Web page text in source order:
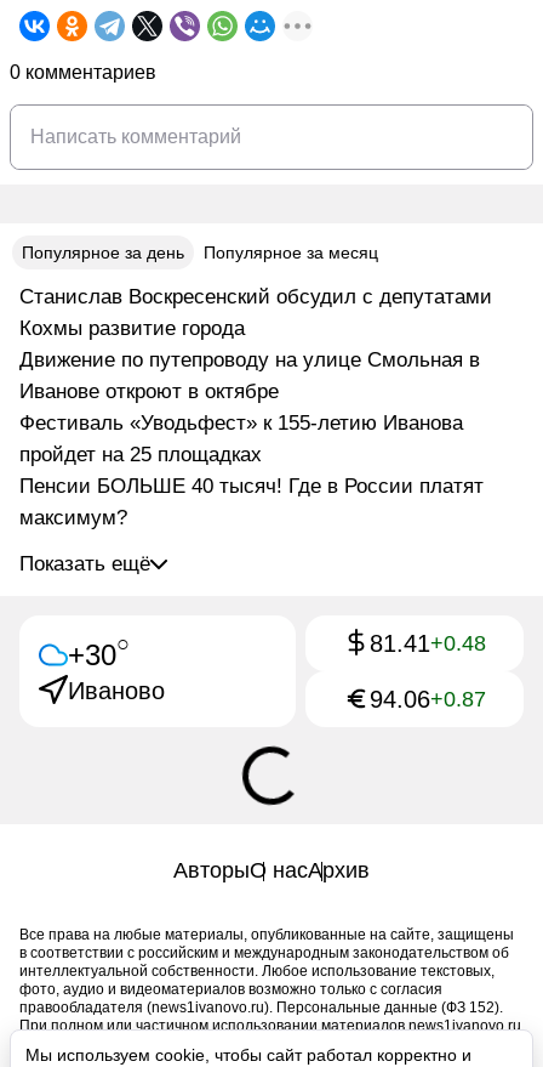
Мы используем cookie, чтобы сайт работал корректно и
0 комментариев
Популярное за день Популярное за месяц
Станислав Воскресенский обсудил с депутатами
Кохмы развитие города
Движение по путепроводу на улице Смольная в
Иванове откроют в октябре
Фестиваль «Уводьфест» к 155-летию Иванова
пройдет на 25 площадках
Пенсии БОЛЬШЕ 40 тысяч! Где в России платят
максимум?
Показать ещё
+30○
Иваново
81.41+0.48
94.06+0.87
АвторыО насАрхив
Все права на любые материалы, опубликованные на сайте, защищены
в соответствии с российским и международным законодательством об
интеллектуальной собственности. Любое использование текстовых,
фото, аудио и видеоматериалов возможно только с согласия
правообладателя (news1ivanovo.ru). Персональные данные (ФЗ 152).
При полном или частичном использовании материалов news1ivanovo.ru
обязательна. Запрещено для детей. Оригинал текста: